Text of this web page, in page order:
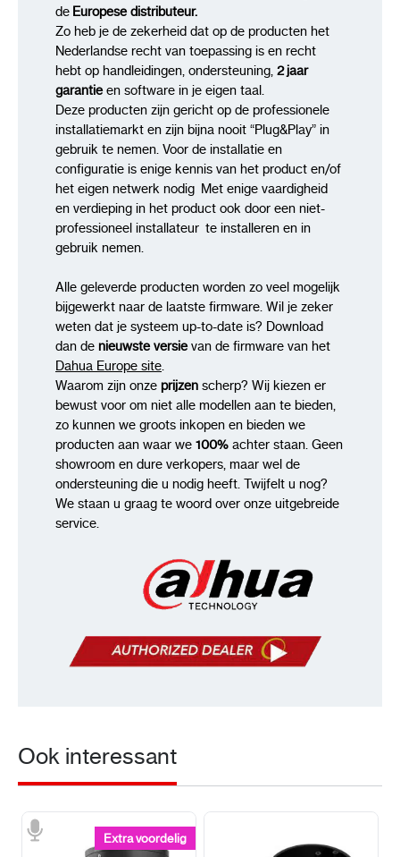
Gewicht:
DORI
De DORI maakt het makkelijk om te kijken of
camera geschikt is voor de toepassing die
gaat worden. De DORI is gebaseerd op
gekeurd met EN 62676-4, deze keuring geldt
Detecteren, Observeren, Herkennen en
Detecteren Observeren
(R)
Herkennen
de Europese distributeur.
Zo heb je de zekerheid dat op de producten het
Nederlandse recht van toepassing is en recht
hebt op handleidingen, ondersteuning, 2 jaar
garantieen software in je eigen taal.
Deze producten zijn gericht op de professionele
installatiemarkt en zijn bijna nooit “Plug&Play” in
gebruik te nemen. Voor de installatie en
configuratie is enige kennis van het product en/of
het eigen netwerk nodig Met enige vaardigheid
en verdieping in het product ook door een niet-
professioneel installateur te installeren en in
gebruik nemen.
Alle geleverde producten worden zo veel mogelijk
bijgewerkt naar de laatste firmware. Wil je zeker
weten dat je systeem up-to-date is? Download
dan de nieuwste versievan de firmware van het
Dahua Europe site.
Waarom zijn onze prijzen scherp? Wij kiezen er
bewust voor om niet alle modellen aan te bieden,
zo kunnen we groots inkopen en bieden we
producten aan waar we 100% achter staan. Geen
showroom en dure verkopers, maar wel de
ondersteuning die u nodig heeft. Twijfelt u nog?
We staan u graag te woord over onze uitgebreide
service.
Ook interessant
Extra voordelig
Extra voordelig